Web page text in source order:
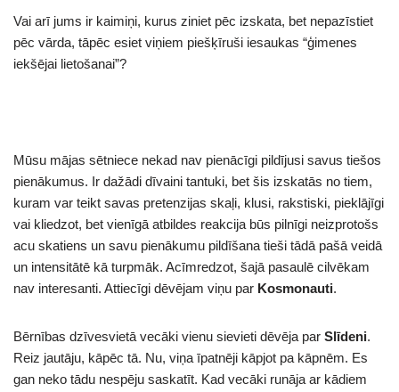
Vai arī jums ir kaimiņi, kurus ziniet pēc izskata, bet nepazīstiet
pēc vārda, tāpēc esiet viņiem piešķīruši iesaukas “ģimenes
iekšējai lietošanai”?
Mūsu mājas sētniece nekad nav pienācīgi pildījusi savus tiešos
pienākumus. Ir dažādi dīvaini tantuki, bet šis izskatās no tiem,
kuram var teikt savas pretenzijas skaļi, klusi, rakstiski, pieklājīgi
vai kliedzot, bet vienīgā atbildes reakcija būs pilnīgi neizprotošs
acu skatiens un savu pienākumu pildīšana tieši tādā pašā veidā
un intensitātē kā turpmāk. Acīmredzot, šajā pasaulē cilvēkam
nav interesanti. Attiecīgi dēvējam viņu par Kosmonauti.
Bērnības dzīvesvietā vecāki vienu sievieti dēvēja par Slīdeni.
Reiz jautāju, kāpēc tā. Nu, viņa īpatnēji kāpjot pa kāpnēm. Es
gan neko tādu nespēju saskatīt. Kad vecāki runāja ar kādiem